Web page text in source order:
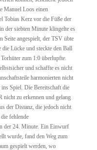
Manuel Loos einen
Tobias Kerz vor die Füße der
der siebten Minute klingelte es
Seite angespielt, der TSV übte
Lücke und steckte den Ball
zum 1:0 überlupfte.
und schaffte es nicht
harmonierten nicht
Spiel. Die Bereitschaft die
nicht zu erkennen und gelang
der Distanz, die jedoch nicht
fehlende
der 24. Minute. Ein Einwurf
wurde, fand den Weg zum
gespielt werden, wo